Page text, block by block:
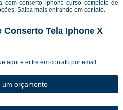
com conserto iphone curso completo de
Saiba mais entrando em contato.
Conserto Tela Iphone X
aqui e entre em contato por email.
um orçamento